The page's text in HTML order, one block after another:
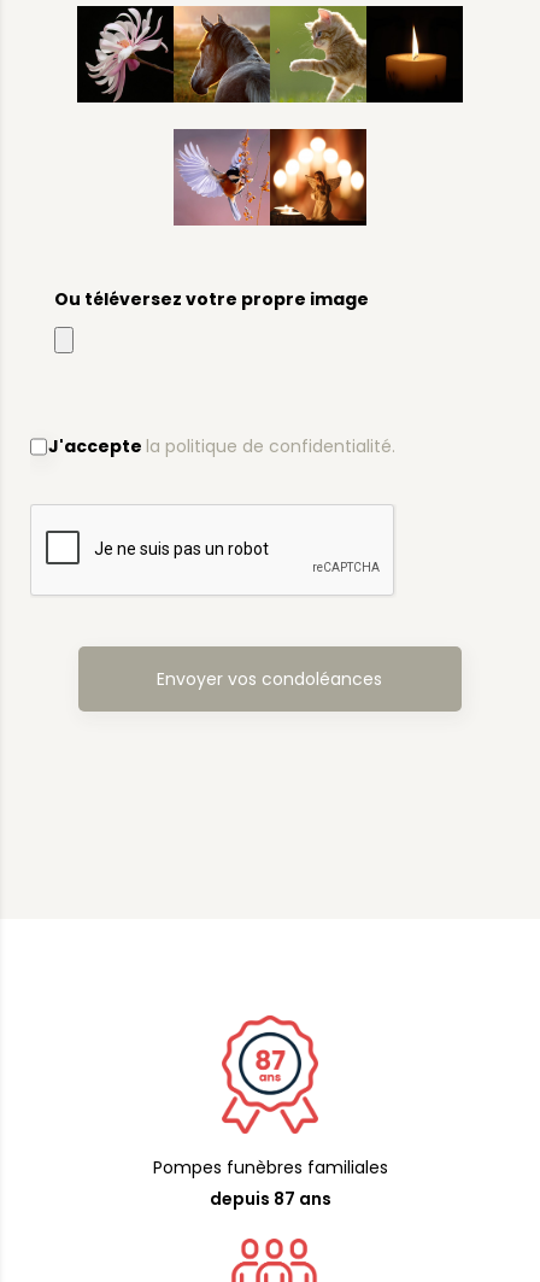
Ou téléversez votre propre image
J'accepte la politique de confidentialité.
Pompes funèbres familiales
depuis 87 ans